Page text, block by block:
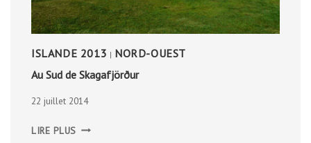
ISLANDE 2013 | NORD-OUEST
Au Sud de Skagafjörður
22 juillet 2014
LIRE PLUS SUD